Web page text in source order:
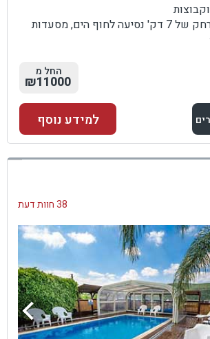
מתחם פרטי במרחק של 7 דק' נסיעה לחוף הים, מסעדות
החל מ
₪11000
למידע נוסף
38 חוות דעת